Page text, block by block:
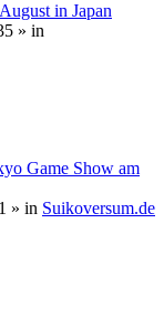
in Japan
» in
Game Show am
» in Suikoversum.de